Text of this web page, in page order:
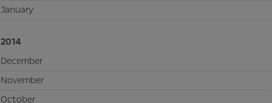
January
2014
December
November
October